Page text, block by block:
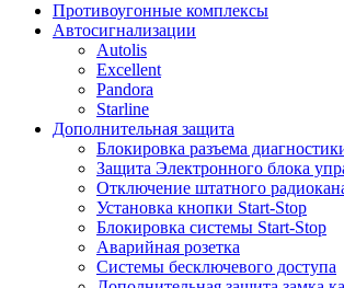
Противоугонные комплексы
Автосигнализации
Autolis
Excellent
Pandora
Starline
Дополнительная защита
Блокировка разъема
Защита Электронного блока
Отключение штатного
Установка кнопки Start-Stop
Блокировка системы Start-Stop
Аварийная розетка
Системы бесключевого доступа